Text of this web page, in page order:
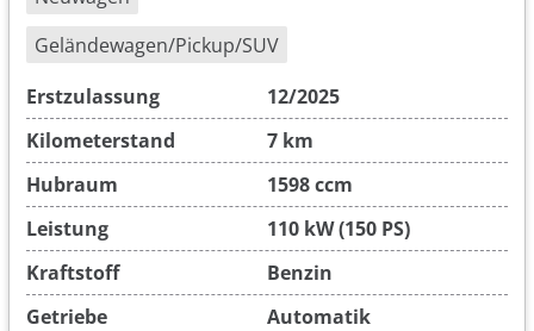
Geländewagen/Pickup/SUV
Erstzulassung
12/2025
Kilometerstand
7 km
Hubraum
1598 ccm
Leistung
110 kW (150 PS)
Kraftstoff
Benzin
Getriebe
Automatik